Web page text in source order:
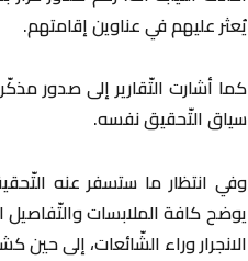
يُعثر عليهم في عناوين إقامتهم.
كما أشارت التّقارير إلى صدور
سياق التّحقيق نفسه.
وفي انتظار ما ستسفر عنه
يوضح كافة الملابسات
الانجرار وراء الشّائعات، إلى